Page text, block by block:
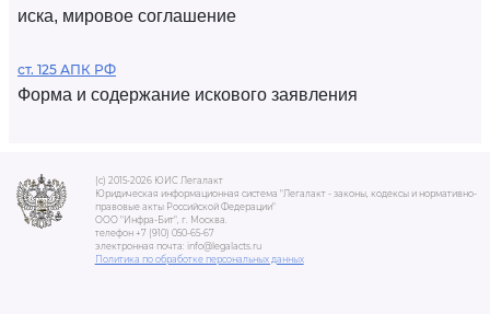
иска, мировое соглашение
ст. 125 АПК РФ
Форма и содержание искового заявления
(c) 2015-2026 ЮИС Легалакт
Юридическая информационная система "Легалакт - законы, кодексы и нормативно-
правовые акты Российской Федерации"
ООО "Инфра-Бит", г. Москва.
телефон +7 (910) 050-65-67
электронная почта: info@legalacts.ru
Политика по обработке персональных данных